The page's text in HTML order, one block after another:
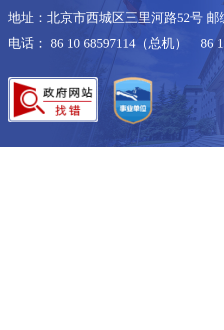
地址：北京市西城区三里河路52号 邮
电话： 86 10 68597114（总机） 86